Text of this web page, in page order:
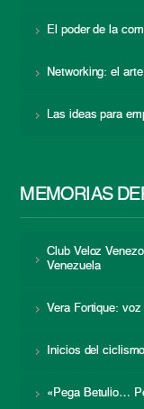
El poder de la
Networking: el
Las ideas para
MEMORIAS
Club Veloz
Venezuela
Vera Fortique: voz
Inicios del
«Pega Betulio…